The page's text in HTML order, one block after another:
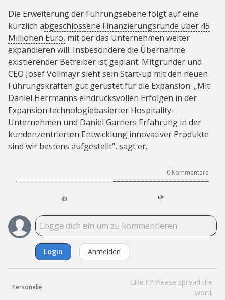
Die Erweiterung der Führungsebene folgt auf eine
kürzlich abgeschlossene Finanzierungsrunde über 45
Millionen Euro, mit der das Unternehmen weiter
expandieren will. Insbesondere die Übernahme
existierender Betreiber ist geplant. Mitgründer und
CEO Josef Vollmayr sieht sein Start-up mit den neuen
Führungskräften gut gerüstet für die Expansion. „Mit
Daniel Herrmanns eindrucksvollen Erfolgen in der
Expansion technologiebasierter Hospitality-
Unternehmen und Daniel Garners Erfahrung in der
kundenzentrierten Entwicklung innovativer Produkte
sind wir bestens aufgestellt“, sagt er.
0 Kommentare
👍 👎
Login Anmelden
Personalie
Like it? Please spread the
word: